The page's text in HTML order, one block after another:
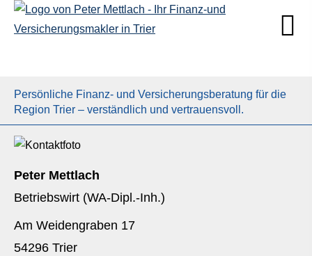
Persönliche Finanz- und Versicherungsberatung für die
Region Trier – verständlich und vertrauensvoll.
Peter Mettlach
Betriebswirt (WA-Dipl.-Inh.)
Am Weidengraben 17
54296 Trier